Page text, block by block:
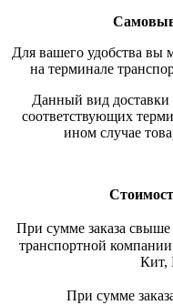
Для вашего удобства вы
на терминале
Данный вид доставки
соответствующих
ином случае
При сумме заказа
транспортной
Кит,
При сумме